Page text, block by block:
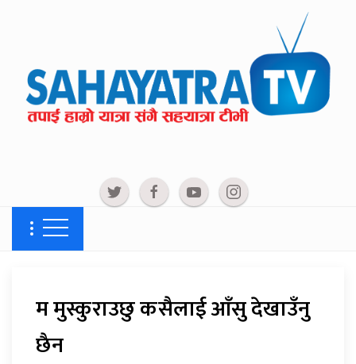
म मुस्कुराउछु कसैलाई आँसु देखाउँनु
छैन